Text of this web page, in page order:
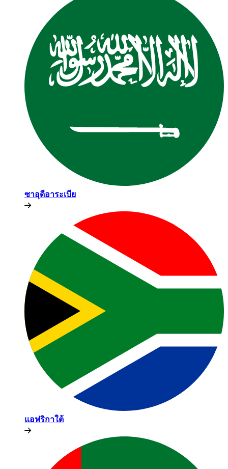
ซาอุดีอาระเบีย​​
แอฟริกาใต้​​